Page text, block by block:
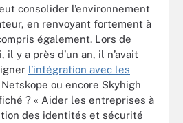
consolider l’environnement
en renvoyant fortement à
également. Lors de
il y a près d’un an, il n’avait
l’intégration avec les
ou encore Skyhigh
? « Aider les entreprises à
des identités et sécurité